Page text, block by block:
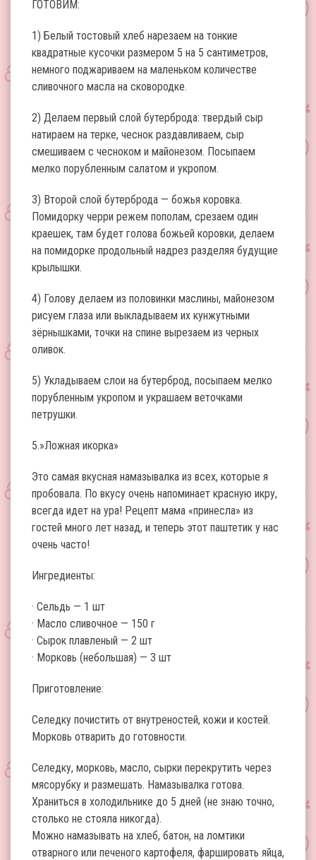
ГОТОВИМ:
1) Белый тостовый хлеб нарезаем на тонкие
квадратные кусочки размером 5 на 5 сантиметров,
немного поджариваем на маленьком количестве
сливочного масла на сковородке.
2) Делаем первый слой бутерброда: твердый сыр
натираем на терке, чеснок раздавливаем, сыр
смешиваем с чесноком и майонезом. Посыпаем
мелко порубленным салатом и укропом.
3) Второй слой бутерброда — божья коровка.
Помидорку черри режем пополам, срезаем один
краешек, там будет голова божьей коровки, делаем
на помидорке продольный надрез разделяя будущие
крылышки.
4) Голову делаем из половинки маслины, майонезом
рисуем глаза или выкладываем их кунжутными
зёрнышками, точки на спине вырезаем из черных
оливок.
5) Укладываем слои на бутерброд, посыпаем мелко
порубленным укропом и украшаем веточками
петрушки.
5.»Ложная икорка»
Это самая вкусная намазывалка из всех, которые я
пробовала. По вкусу очень напоминает красную икру,
всегда идет на ура! Рецепт мама «принесла» из
гостей много лет назад, и теперь этот паштетик у нас
очень часто!
Ингредиенты:
· Сельдь — 1 шт
· Масло сливочное — 150 г
· Сырок плавленый — 2 шт
· Морковь (небольшая) — 3 шт
Приготовление:
Селедку почистить от внутреностей, кожи и костей.
Морковь отварить до готовности.
Селедку, морковь, масло, сырки перекрутить через
мясорубку и размешать. Намазывалка готова.
Храниться в холодильнике до 5 дней (не знаю точно,
столько не стояла никогда).
Можно намазывать на хлеб, батон, на ломтики
отварного или печеного картофеля, фаршировать яйца,